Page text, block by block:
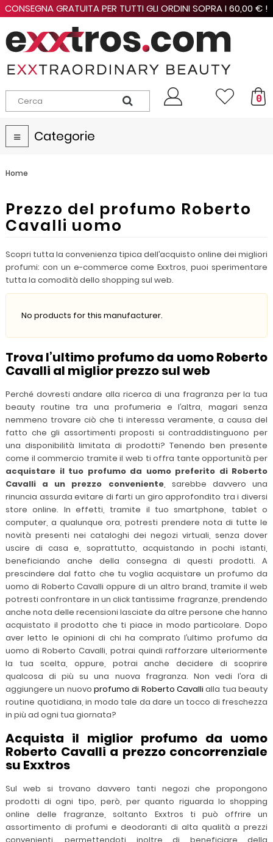
CONSEGNA GRATUITA PER TUTTI GLI ORDINI SOPRA I 60,00 € !
0
Navigazione
Toggle
Categorie
Home
Prezzo del profumo Roberto
Cavalli uomo
Scopri tutta la convenienza tipica dell’acquisto online dei migliori
profumi: con un e-commerce come Exxtros, puoi sperimentare
tutta la comodità dello shopping sul web.
No products for this manufacturer.
Trova l’ultimo profumo da uomo Roberto
Cavalli al miglior prezzo sul web
Perché dovresti andare alla ricerca di una fragranza per la tua
beauty routine tra una profumeria e l’altra, magari senza
nemmeno trovare ciò che ti interessa veramente, a causa del
fatto che gli assortimenti proposti si contraddistinguono per
una disponibilità limitata di prodotti? Tenendo ben presente
come il commercio tramite il web ti offra tante opportunità per
acquistare il tuo profumo da uomo preferito di Roberto
Cavalli a un prezzo conveniente, sarebbe davvero una
rinuncia assurda evitare di farti un giro approfondito tra i diversi
store online. In effetti, tramite il tuo smartphone, tablet o
computer, a qualunque ora, potresti prendere nota di tutte le
novità presenti nei cataloghi dei negozi virtuali, senza dover
uscire di casa e, soprattutto, acquistando in pochi istanti,
beneficiando anche della consegna di questi prodotti. A
prescindere dal fatto che tu voglia acquistare un profumo da
uomo di Roberto Cavalli oppure di un altro brand, tramite il web
potresti confrontare in un click tantissime fragranze, prendendo
anche nota delle recensioni lasciate da altre persone che hanno
acquistato il prodotto che ti piace in modo particolare. Dopo
aver letto le opinioni di chi ha comprato l’ultimo profumo da
uomo di Roberto Cavalli, potrai quindi rafforzare ulteriormente
la tua scelta, oppure, potrai anche decidere di scoprire
qualcosa di più su una nuova fragranza. Non vedi l’ora di
aggiungere un nuovo profumo di Roberto Cavalli alla tua beauty
routine quotidiana, in modo tale da dare un tocco di freschezza
in più ad ogni tua giornata?
Acquista il miglior profumo da uomo
Roberto Cavalli a prezzo concorrenziale
su Exxtros
Sul web si trovano davvero tanti negozi che propongono
prodotti di ogni tipo, però, per quanto riguarda lo shopping
online delle fragranze, soltanto Exxtros ti può offrire un
assortimento di profumi e deodoranti di alta qualità a prezzi
convenienti, permettendoti inoltre di beneficiare della